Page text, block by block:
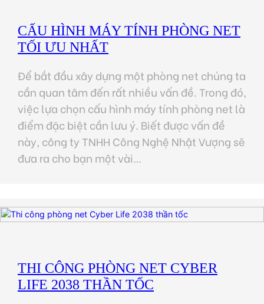
CẤU HÌNH MÁY TÍNH PHÒNG NET
TỐI ƯU NHẤT
Để bắt đầu xây dựng một phòng net chúng ta
cần quan tâm đến rất nhiều vấn đề. Trong đó,
việc lựa chọn cấu hình máy tính phòng net là
điểm đặc biệt cần lưu ý. Biết được vấn đề
này, công ty TNHH Công Nghệ Nhật Vượng sẽ
đưa ra cho bạn một vài…
THI CÔNG PHÒNG NET CYBER
LIFE 2038 THẦN TỐC